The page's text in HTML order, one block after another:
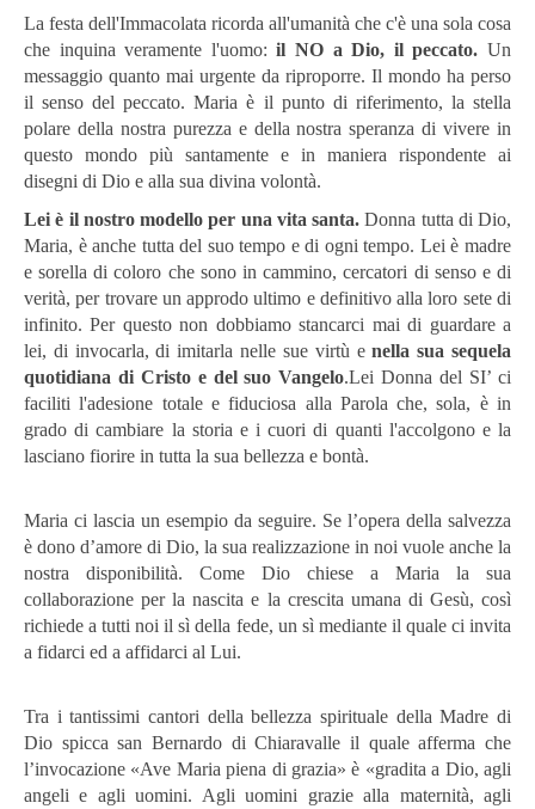
La festa dell'Immacolata ricorda all'umanità che c'è una sola cosa
che inquina veramente l'uomo:il NO a Dio, il peccato.Un
messaggio quanto mai urgente da riproporre. Il mondo ha perso
il senso del peccato. Maria è il punto di riferimento, la stella
polare della nostra purezza e della nostra speranza di vivere in
questo mondo più santamente e in maniera rispondente ai
disegni di Dio e alla sua divina volontà.
Lei è il nostro modello per una vita santa. Donna tutta di Dio,
Maria, è anche tutta del suo tempo e di ogni tempo. Lei è madre
e sorella di coloro che sono in cammino, cercatori di senso e di
verità, per trovare un approdo ultimo e definitivo alla loro sete di
infinito. Per questo non dobbiamo stancarci mai di guardare a
lei, di invocarla, di imitarla nelle sue virtù enella sua sequela
quotidiana di Cristo e del suo Vangelo.Lei Donna del SI’ ci
faciliti l'adesione totale e fiduciosa alla Parola che, sola, è in
grado di cambiare la storia e i cuori di quanti l'accolgono e la
lasciano fiorire in tutta la sua bellezza e bontà.
Maria ci lascia un esempio da seguire. Se l’opera della salvezza
è dono d’amore di Dio, la sua realizzazione in noi vuole anche la
nostra disponibilità. Come Dio chiese a Maria la sua
collaborazione per la nascita e la crescita umana di Gesù, così
richiede a tutti noi il sì della fede, un sì mediante il quale ci invita
a fidarci ed a affidarci al Lui.
Tra i tantissimi cantori della bellezza spirituale della Madre di
Dio spicca san Bernardo di Chiaravalle il quale afferma che
l’invocazione «Ave Maria piena di grazia» è «gradita a Dio, agli
angeli e agli uomini. Agli uomini grazie alla maternità, agli